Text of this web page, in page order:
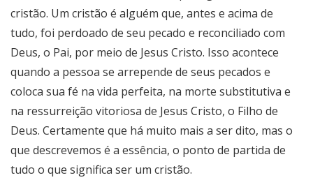
cristão. Um cristão é alguém que, antes e acima de
tudo, foi perdoado de seu pecado e reconciliado com
Deus, o Pai, por meio de Jesus Cristo. Isso acontece
quando a pessoa se arrepende de seus pecados e
coloca sua fé na vida perfeita, na morte substitutiva e
na ressurreição vitoriosa de Jesus Cristo, o Filho de
Deus. Certamente que há muito mais a ser dito, mas o
que descrevemos é a essência, o ponto de partida de
tudo o que significa ser um cristão.